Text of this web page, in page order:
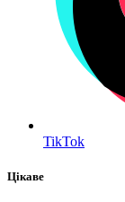
TikTok
Цікаве